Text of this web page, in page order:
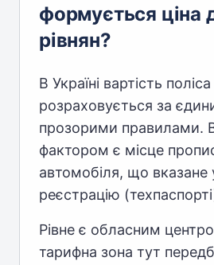
формується ціна
рівнян?
В Україні вартість
розраховується за
прозорими правилами.
фактором є місце
автомобіля, що вказане
реєстрацію
Рівне є обласним
тарифна зона тут